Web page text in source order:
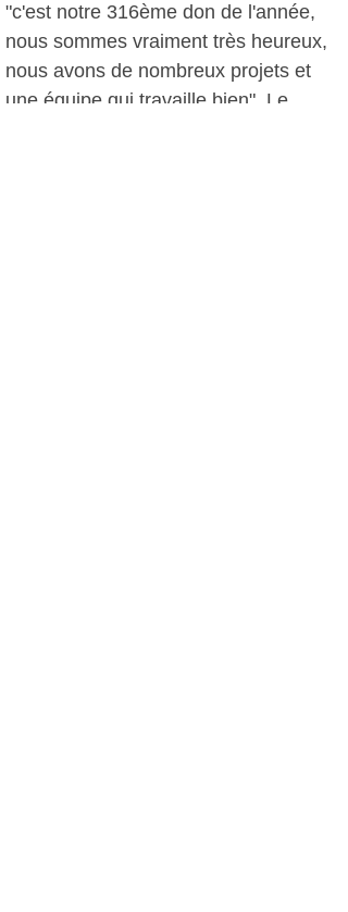
"c'est notre 316ème don de l'année,
nous sommes vraiment très heureux,
nous avons de nombreux projets et
une équipe qui travaille bien". Le